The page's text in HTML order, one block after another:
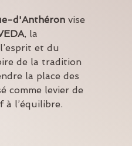
d'Anthéron vise
, la
et du
de la tradition
la place des
comme levier de
l’équilibre.